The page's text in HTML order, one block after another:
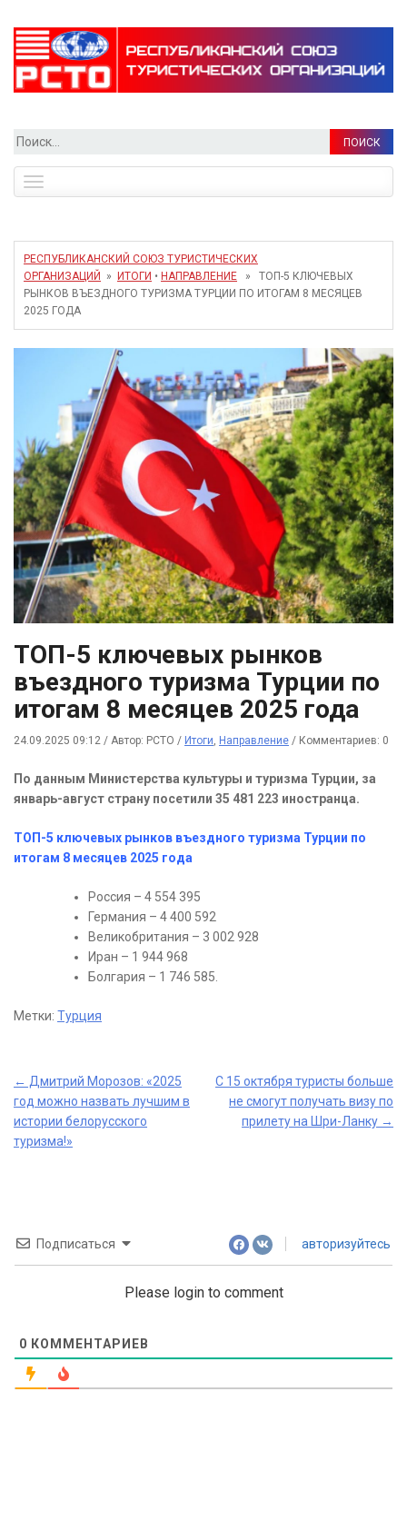
Найти:
navigation
РЕСПУБЛИКАНСКИЙ СОЮЗ ТУРИСТИЧЕСКИХ
ОРГАНИЗАЦИЙ
» ИТОГИ • НАПРАВЛЕНИЕ » ТОП-5 КЛЮЧЕВЫХ
РЫНКОВ ВЪЕЗДНОГО ТУРИЗМА ТУРЦИИ ПО ИТОГАМ 8 МЕСЯЦЕВ
2025 ГОДА
ТОП-5 ключевых рынков
въездного туризма Турции по
итогам 8 месяцев 2025 года
24.09.2025 09:12 / Автор: РСТО / Итоги, Направление / Комментариев: 0
По данным Министерства культуры и туризма Турции, за
январь-август страну посетили 35 481 223 иностранца.
ТОП-5 ключевых рынков въездного туризма Турции по
итогам 8 месяцев 2025 года
Россия – 4 554 395
Германия – 4 400 592
Великобритания – 3 002 928
Иран – 1 944 968
Болгария – 1 746 585.
Метки: Турция
Post
navigation
← Дмитрий Морозов: «2025
год можно назвать лучшим в
истории белорусского
туризма!»
С 15 октября туристы больше
не смогут получать визу по
прилету на Шри-Ланку →
Подписаться авторизуйтесь
Please login to comment
0 КОММЕНТАРИЕВ